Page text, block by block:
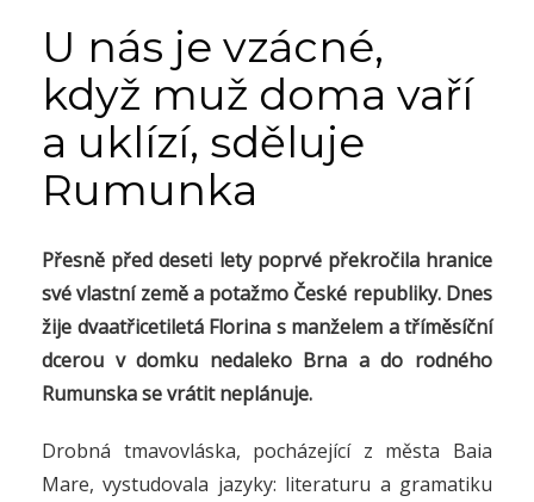
U nás je vzácné,
když muž doma vaří
a uklízí, sděluje
Rumunka
Přesně před deseti lety poprvé překročila hranice
své vlastní země a potažmo České republiky. Dnes
žije dvaatřicetiletá Florina s manželem a tříměsíční
dcerou v domku nedaleko Brna a do rodného
Rumunska se vrátit neplánuje.
Drobná tmavovláska, pocházející z města Baia
Mare, vystudovala jazyky: literaturu a gramatiku